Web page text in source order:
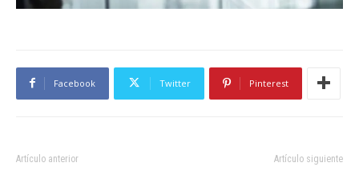
Facebook Twitter Pinterest
Artículo anterior Artículo siguiente